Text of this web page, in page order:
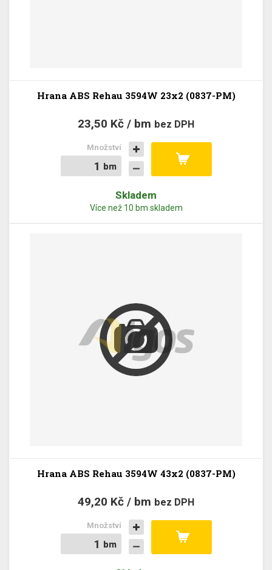
Hrana ABS Rehau 3594W 23x2 (0837-PM)
23,50 Kč / bm bez DPH
bm
bm
Množství
Skladem
Více než 10 bm skladem
Hrana ABS Rehau 3594W 43x2 (0837-PM)
49,20 Kč / bm bez DPH
bm
bm
Množství